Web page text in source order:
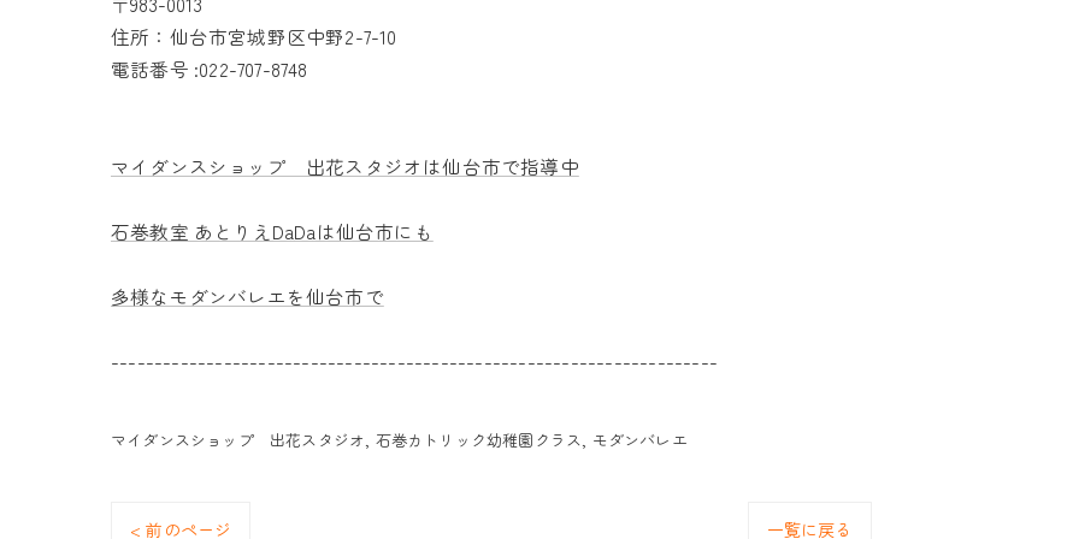
住所：仙台市宮城野区中野2-7-10
電話番号 :022-707-8748
マイダンスショップ 出花スタジオは仙台市で指導中
石巻教室 あとりえDaDaは仙台市にも
多様なモダンバレエを仙台市で
----------------------------------------------------------------------
マイダンスショップ 出花スタジオ 石巻カトリック幼稚園クラス モダンバレエ
< 前のページ 一覧に戻る